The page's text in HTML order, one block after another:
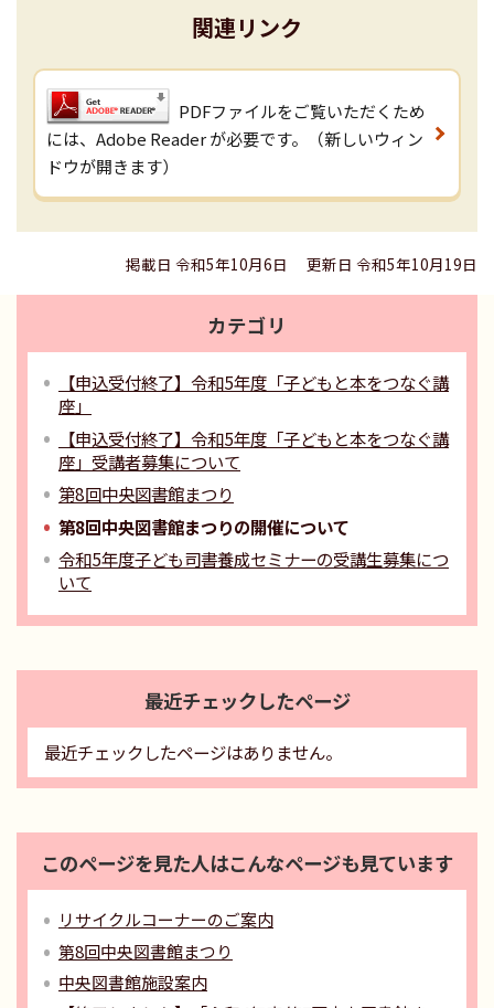
関連リンク
PDFファイルをご覧いただくため
には、Adobe Reader が必要です。（新しいウィン
ドウが開きます）
掲載日 令和5年10月6日 更新日 令和5年10月19日
カテゴリ
【申込受付終了】令和5年度「子どもと本をつなぐ講
座」
【申込受付終了】令和5年度「子どもと本をつなぐ講
座」受講者募集について
第8回中央図書館まつり
第8回中央図書館まつりの開催について
令和5年度子ども司書養成セミナーの受講生募集につ
いて
最近チェックしたページ
最近チェックしたページはありません。
このページを見た人はこんなページも見ています
リサイクルコーナーのご案内
第8回中央図書館まつり
中央図書館施設案内